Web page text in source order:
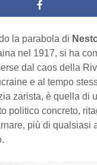
la parabola di
nel 1917, si ha
dal caos della
e al tempo
zarista, è quella di
politico concreto,
più di qualsiasi